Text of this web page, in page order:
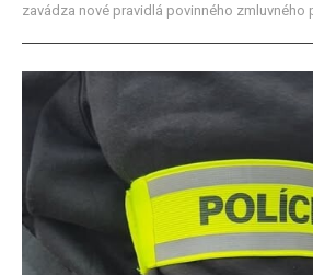
zavádza nové pravidlá povinného zmluvného